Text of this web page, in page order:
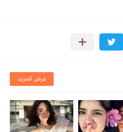
عرض المزيد